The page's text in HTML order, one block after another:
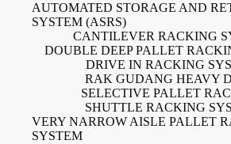
AUTOMATED STORAGE AND
SYSTEM (ASRS)
CANTILEVER RACKING
DOUBLE DEEP PALLET
DRIVE IN RACKING
RAK GUDANG HEAVY
SELECTIVE PALLET
SHUTTLE RACKING
VERY NARROW AISLE PALLET
SYSTEM